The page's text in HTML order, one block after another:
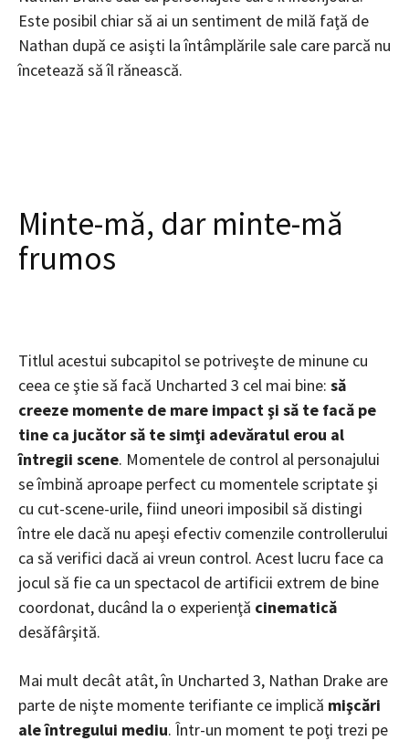
Este posibil chiar să ai un sentiment de milă faţă de
Nathan după ce asişti la întâmplările sale care parcă nu
încetează să îl rănească.
Minte-mă, dar minte-mă
frumos
Titlul acestui subcapitol se potriveşte de minune cu
ceea ce ştie să facă Uncharted 3 cel mai bine: să
creeze momente de mare impact şi să te facă pe
tine ca jucător să te simţi adevăratul erou al
întregii scene. Momentele de control al personajului
se îmbină aproape perfect cu momentele scriptate şi
cu cut-scene-urile, fiind uneori imposibil să distingi
între ele dacă nu apeşi efectiv comenzile controllerului
ca să verifici dacă ai vreun control. Acest lucru face ca
jocul să fie ca un spectacol de artificii extrem de bine
coordonat, ducând la o experienţă cinematică
desăfârşită.
Mai mult decât atât, în Uncharted 3, Nathan Drake are
parte de nişte momente terifiante ce implică mişcări
ale întregului mediu. Într-un moment te poţi trezi pe